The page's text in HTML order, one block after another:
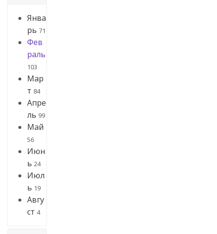
Янва
рь 71
Фев
раль
103
Мар
т 84
Апре
ль 99
Май
56
Июн
ь 24
Июл
ь 19
Авгу
ст 4